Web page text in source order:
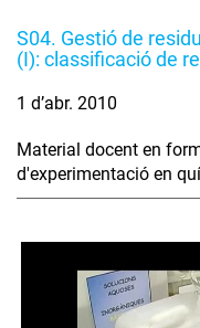
S04. Gestió de
(I): classificació de
1 d’abr. 2010
Material docent en
d'experimentació en